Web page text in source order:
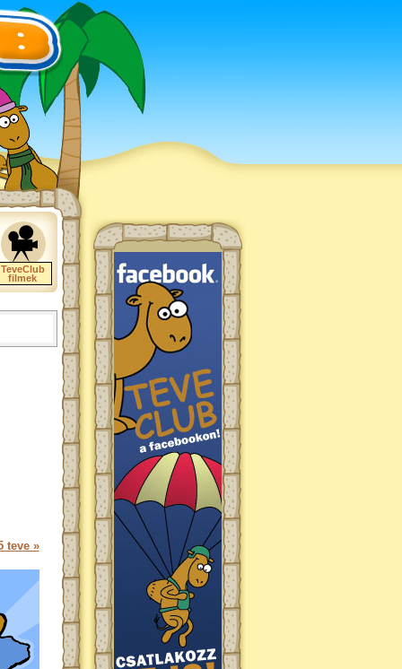
TeveClub
filmek
teve »